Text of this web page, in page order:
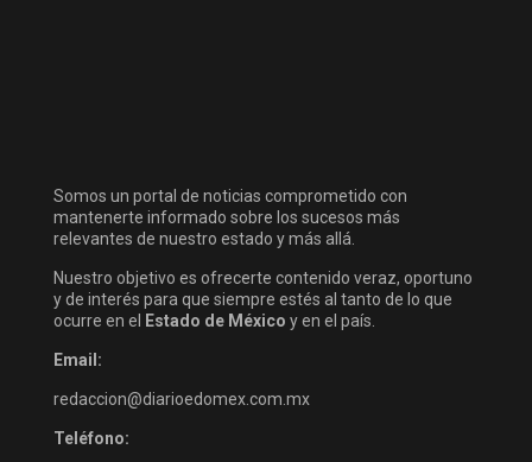
Somos un portal de noticias comprometido con
mantenerte informado sobre los sucesos más
relevantes de nuestro estado y más allá.
Nuestro objetivo es ofrecerte contenido veraz, oportuno
y de interés para que siempre estés al tanto de lo que
ocurre en el
Estado de México y en el país.
Email:
redaccion@diarioedomex.com.mx
Teléfono: